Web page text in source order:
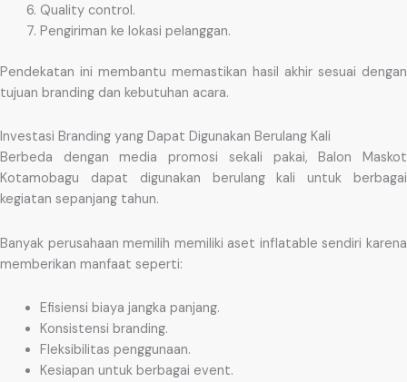
Quality control.
Pengiriman ke lokasi pelanggan.
Pendekatan ini membantu memastikan hasil akhir sesuai dengan
tujuan branding dan kebutuhan acara.
Investasi Branding yang Dapat Digunakan Berulang Kali
Berbeda dengan media promosi sekali pakai, Balon Maskot
Kotamobagu dapat digunakan berulang kali untuk berbagai
kegiatan sepanjang tahun.
Banyak perusahaan memilih memiliki aset inflatable sendiri karena
memberikan manfaat seperti:
Efisiensi biaya jangka panjang.
Konsistensi branding.
Fleksibilitas penggunaan.
Kesiapan untuk berbagai event.